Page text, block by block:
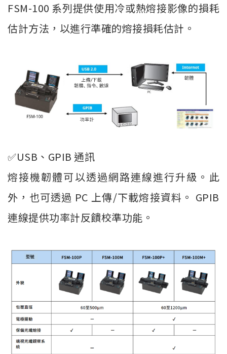
FSM-100 系列提供使用冷或熱熔接影像的損耗
估計方法，以進行準確的熔接損耗估計。
✅USB、GPIB 通訊
熔接機韌體可以透過網路連線進行升級。此
外，也可透過 PC 上傳/下載熔接資料。 GPIB
連線提供功率計反饋校準功能。